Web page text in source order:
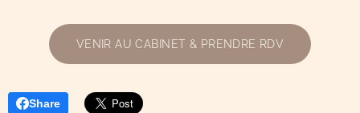
VENIR AU CABINET & PRENDRE RDV
Share